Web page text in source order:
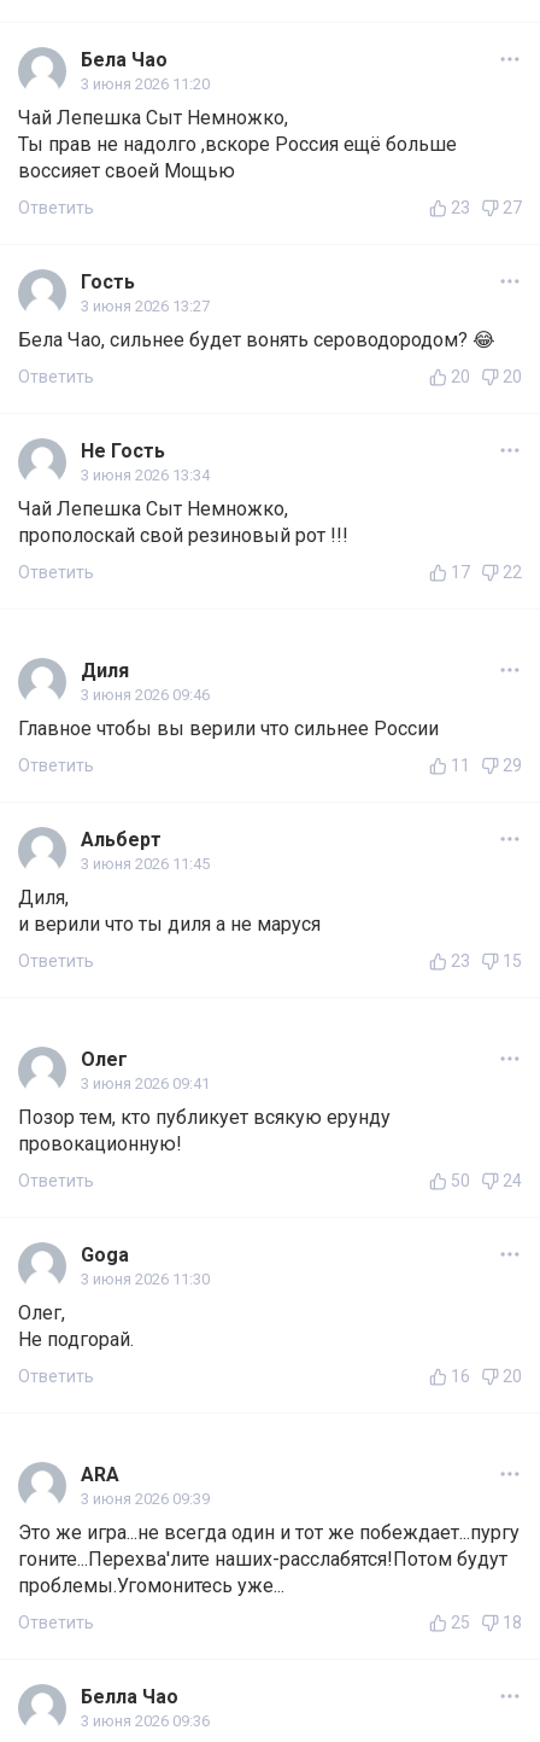
Бела Чао
3 июня 2026 11:20
Чай Лепешка Сыт Немножко,
Ты прав не надолго ,вскоре Россия ещё больше
воссияет своей Мощью
Ответить 23 27
Гость
3 июня 2026 13:27
Бела Чао, сильнее будет вонять сероводородом? 😂
Ответить 20 20
Не Гость
3 июня 2026 13:34
Чай Лепешка Сыт Немножко,
прополоскай свой резиновый рот !!!
Ответить 17 22
Диля
3 июня 2026 09:46
Главное чтобы вы верили что сильнее России
Ответить 11 29
Альберт
3 июня 2026 11:45
Диля,
и верили что ты диля а не маруся
Ответить 23 15
Олег
3 июня 2026 09:41
Позор тем, кто публикует всякую ерунду
провокационную!
Ответить 50 24
Goga
3 июня 2026 11:30
Олег,
Не подгорай.
Ответить 16 20
ARA
3 июня 2026 09:39
Это же игра...не всегда один и тот же побеждает...пургу
гоните...Перехва'лите наших-расслабятся!Потом будут
проблемы.Угомонитесь уже...
Ответить 25 18
Белла Чао
3 июня 2026 09:36